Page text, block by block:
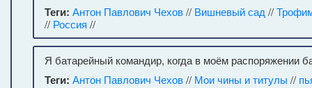
Теги: Антон Павлович Чехов// Вишневый сад //
// Россия //
Я батарейный командир, когда в моём распоряжении
Теги: Антон Павлович Чехов// Мои чины и титулы //